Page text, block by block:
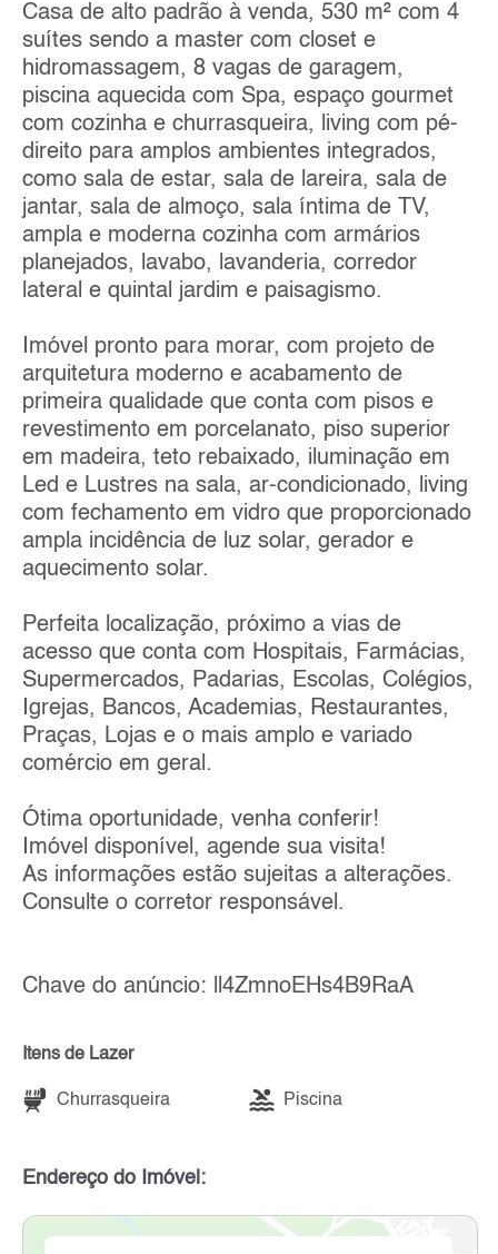
Casa de alto padrão à venda, 530 m² com 4
suítes sendo a master com closet e
hidromassagem, 8 vagas de garagem,
piscina aquecida com Spa, espaço gourmet
com cozinha e churrasqueira, living com pé-
direito para amplos ambientes integrados,
como sala de estar, sala de lareira, sala de
jantar, sala de almoço, sala íntima de TV,
ampla e moderna cozinha com armários
planejados, lavabo, lavanderia, corredor
lateral e quintal jardim e paisagismo.
Imóvel pronto para morar, com projeto de
arquitetura moderno e acabamento de
primeira qualidade que conta com pisos e
revestimento em porcelanato, piso superior
em madeira, teto rebaixado, iluminação em
Led e Lustres na sala, ar-condicionado, living
com fechamento em vidro que proporcionado
ampla incidência de luz solar, gerador e
aquecimento solar.
Perfeita localização, próximo a vias de
acesso que conta com Hospitais, Farmácias,
Supermercados, Padarias, Escolas, Colégios,
Igrejas, Bancos, Academias, Restaurantes,
Praças, Lojas e o mais amplo e variado
comércio em geral.
Ótima oportunidade, venha conferir!
Imóvel disponível, agende sua visita!
As informações estão sujeitas a alterações.
Consulte o corretor responsável.
Chave do anúncio: ll4ZmnoEHs4B9RaA
Itens de Lazer
Churrasqueira Piscina
Endereço do Imóvel: